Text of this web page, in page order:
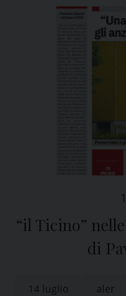
“il Ticino”
di
14 luglio aler